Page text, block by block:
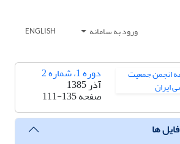
ورود به سامانه ENGLISH
دوره 1، شماره 2
آذر 1385
صفحه111-135
فایل ها